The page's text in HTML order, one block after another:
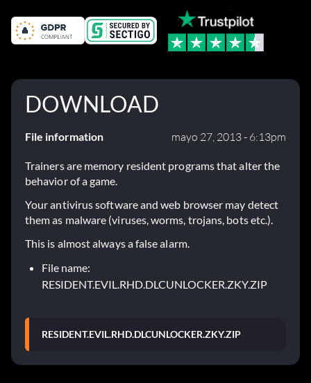
DOWNLOAD
File information mayo 27, 2013 - 6:13pm
Trainers are memory resident programs that alter the
behavior of a game.
Your antivirus software and web browser may detect
them as malware (viruses, worms, trojans, bots etc.).
This is almost always a false alarm.
File name:
RESIDENT.EVIL.RHD.DLCUNLOCKER.ZKY.ZIP
RESIDENT.EVIL.RHD.DLCUNLOCKER.ZKY.ZIP